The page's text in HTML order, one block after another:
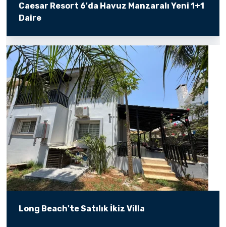
Caesar Resort 6'da Havuz Manzaralı Yeni 1+1
Daire
Long Beach'te Satılık İkiz Villa